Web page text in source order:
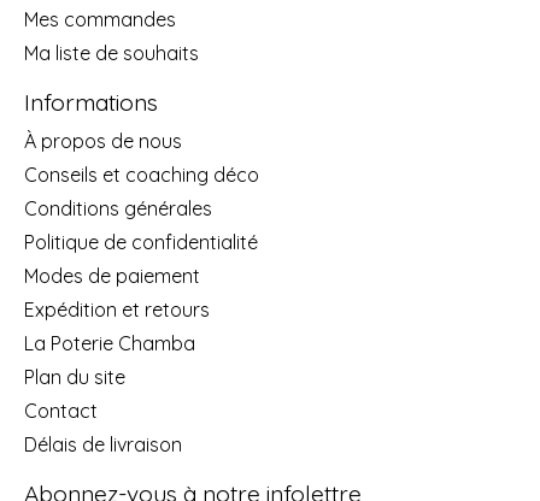
Mes commandes
Ma liste de souhaits
Informations
À propos de nous
Conseils et coaching déco
Conditions générales
Politique de confidentialité
Modes de paiement
Expédition et retours
La Poterie Chamba
Plan du site
Contact
Délais de livraison
Abonnez-vous à notre infolettre